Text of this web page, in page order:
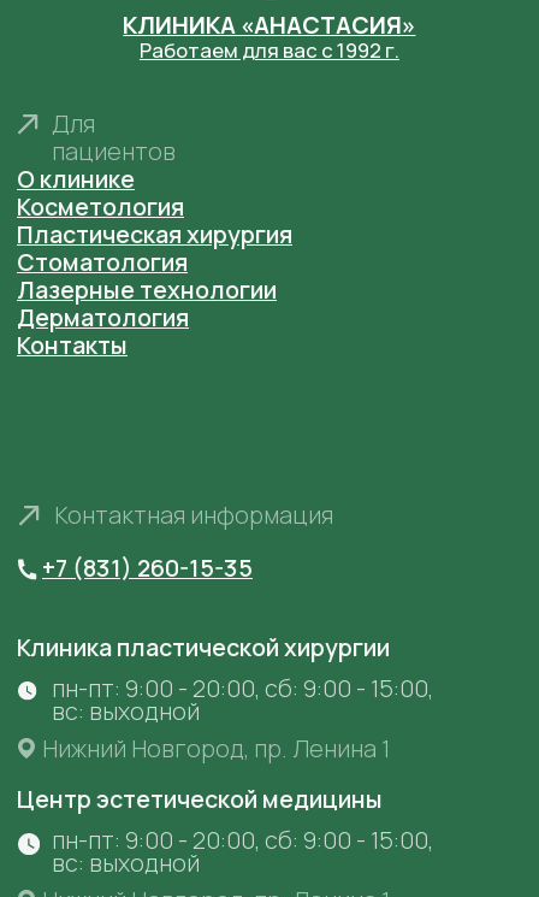
Имеются противопоказания. Необходима
консультация специалиста.
Фотографии сотрудников размещены в
ООО "Центр эстетической медицины "Анастасия"
Лицензия № ЛО41-01164-52/00368286 от 20
февраля 2020 г. выдана Министерством
Здравоохранения Нижегородской области
ООО "Клиника пластической хирургии и
косметологии "Анастасия" Лицензия № ЛО41-
01164-52/00368296 от 18 ноября 2020 г. выдана
Министерством Здравоохранения
Нижегородской области
Основания для размещения изображений